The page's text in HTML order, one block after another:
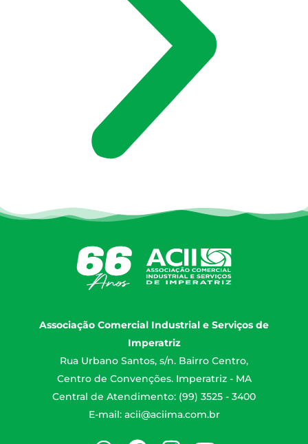
Associação Comercial Industrial e Serviços de
Imperatriz
Rua Urbano Santos, s/n. Bairro Centro,
Centro de Convenções. Imperatriz - MA
Central de Atendimento: (99) 3525 - 3400
E-mail: acii@aciima.com.br